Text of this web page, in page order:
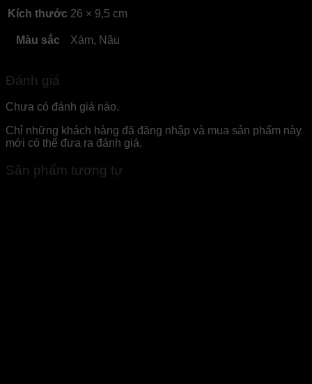
Kích thước 26 × 9,5 cm
Màu sắc Xám, Nâu
Đánh giá
Chưa có đánh giá nào.
Chỉ những khách hàng đã đăng nhập và mua sản phẩm này
mới có thể đưa ra đánh giá.
Sản phẩm tương tự